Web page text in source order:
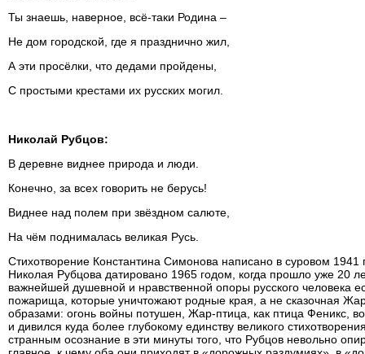
Ты знаешь, наверное, всё-таки Родина –
Не дом городской, где я празднично жил,
А эти просёлки, что дедами пройдены,
С простыми крестами их русских могил.
Николай Рубцов:
В деревне виднее природа и люди.
Конечно, за всех говорить не берусь!
Виднее над полем при звёздном салюте,
На чём поднималась великая Русь.
Стихотворение Константина Симонова написано в суровом 1941
Николая Рубцова датировано 1965 годом, когда прошло уже 20
важнейшей душевной и нравственной опоры русского человека
пожарища, которые уничтожают родные края, а не сказочная
образами: огонь войны потушен, Жар-птица, как птица Феникс,
и дивился куда более глубокому единству великого
странным осознание в эти минуты того, что Рубцов невольно